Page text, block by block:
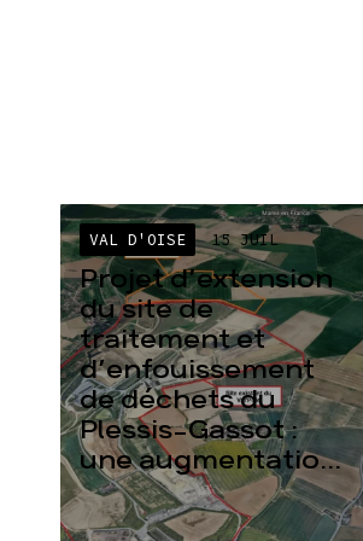
VAL D'OISE 15 JUIL
Projet d’extension
du site de
traitement et
d’enfouissement
de déchets du
Plessis-Gassot :
une augmentatio...